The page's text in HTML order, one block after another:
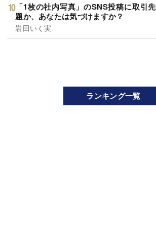
「1枚の社内写真」のSNS投稿に取引
題か、あなたは気づけますか？
岩田いく実
ランキング一覧